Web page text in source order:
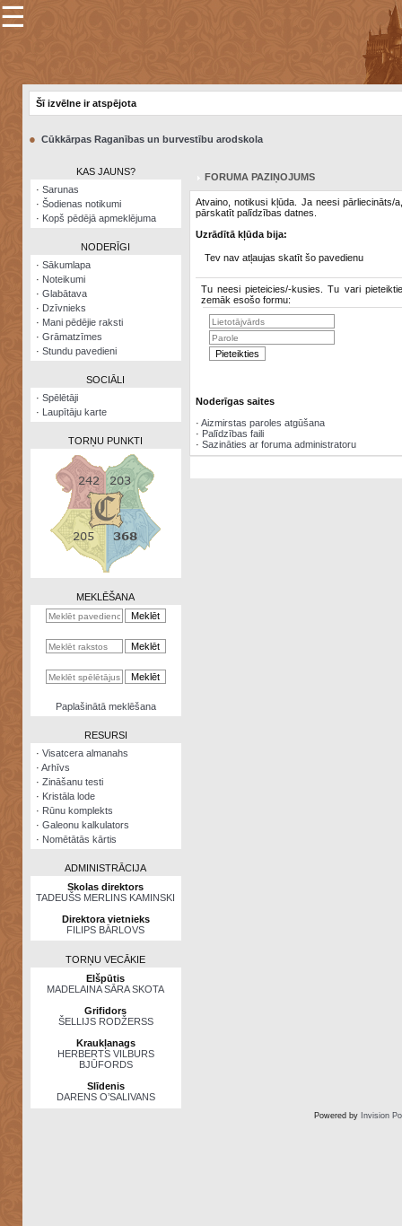
×
Šodienas
notikumi
Visatcera
almanahs
Arhīvs
Zināšanu
kalkulators
Nomētātās
☰
Šī izvēlne ir atspējota
● Cūkkārpas Raganības un burvestību arodskola
KAS JAUNS?
· Sarunas
· Šodienas notikumi
· Kopš pēdējā apmeklējuma
NODERĪGI
· Sākumlapa
· Noteikumi
· Glabātava
· Dzīvnieks
· Mani pēdējie raksti
· Grāmatzīmes
· Stundu pavedieni
SOCIĀLI
· Spēlētāji
· Laupītāju karte
TORŅU PUNKTI
MEKLĒŠANA
Paplašinātā meklēšana
RESURSI
· Visatcera almanahs
· Arhīvs
· Zināšanu testi
· Kristāla lode
· Rūnu komplekts
· Galeonu kalkulators
· Nomētātās kārtis
ADMINISTRĀCIJA
Skolas direktors
TADEUŠS MERLINS KAMINSKI
Direktora vietnieks
FILIPS BĀRLOVS
TORŅU VECĀKIE
Elšpūtis
MADELAINA SĀRA SKOTA
Grifidors
ŠELLIJS RODŽERSS
Kraukļanags
HERBERTS VILBURS
BJŪFORDS
Slīdenis
DARENS O’SALIVANS
FORUMA PAZIŅOJUMS
Atvaino, notikusi kļūda. Ja neesi pārliecināts/
pārskatīt palīdzības datnes.
Uzrādītā kļūda bija:
Tev nav atļaujas skatīt šo pavedienu
Tu neesi pieteicies/-kusies. Tu vari
zemāk esošo formu:
Noderīgas saites
· Aizmirstas paroles atgūšana
· Palīdzības faili
· Sazināties ar foruma administratoru
Powered by Invision